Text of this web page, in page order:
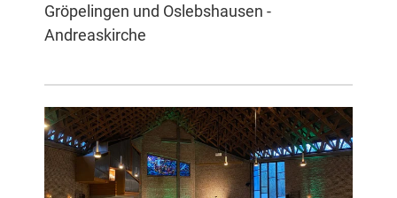
Gröpelingen und Oslebshausen -
Andreaskirche